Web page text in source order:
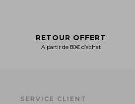
RETOUR OFFERT
A partir de 80€ d’achat
SERVICE CLIENT